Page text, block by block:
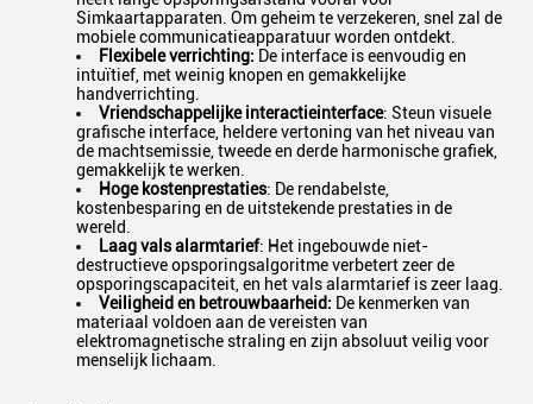
Simkaartapparaten. Om geheim te verzekeren, snel zal de
mobiele communicatieapparatuur worden ontdekt.
Flexibele verrichting: De interface is eenvoudig en
intuïtief, met weinig knopen en gemakkelijke
handverrichting.
Vriendschappelijke interactieinterface: Steun visuele
grafische interface, heldere vertoning van het niveau van
de machtsemissie, tweede en derde harmonische grafiek,
gemakkelijk te werken.
Hoge kostenprestaties: De rendabelste,
kostenbesparing en de uitstekende prestaties in de
wereld.
Laag vals alarmtarief: Het ingebouwde niet-
destructieve opsporingsalgoritme verbetert zeer de
opsporingscapaciteit, en het vals alarmtarief is zeer laag.
Veiligheid en betrouwbaarheid: De kenmerken van
materiaal voldoen aan de vereisten van
elektromagnetische straling en zijn absoluut veilig voor
menselijk lichaam.